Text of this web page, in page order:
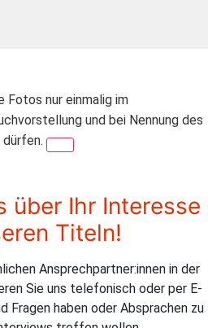
Fotos nur einmalig im
und bei Nennung des
über Ihr Interesse
Titeln!
Ansprechpartner:innen in der
Sie uns telefonisch oder per E-
Fragen haben oder Absprachen zu